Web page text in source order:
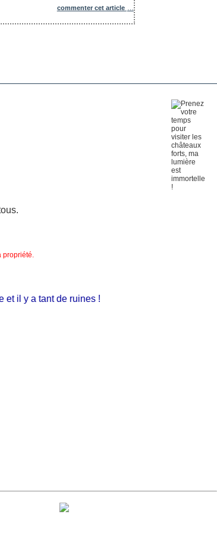
commenter cet article
y a tant de ruines !